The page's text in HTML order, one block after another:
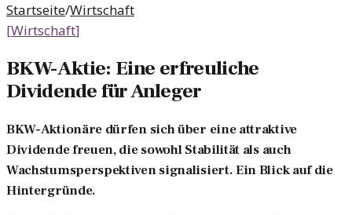
Startseite/Wirtschaft
[Wirtschaft]
BKW-Aktie: Eine erfreuliche
Dividende für Anleger
BKW-Aktionäre dürfen sich über eine attraktive
Dividende freuen, die sowohl Stabilität als auch
Wachstumsperspektiven signalisiert. Ein Blick auf die
Hintergründe.